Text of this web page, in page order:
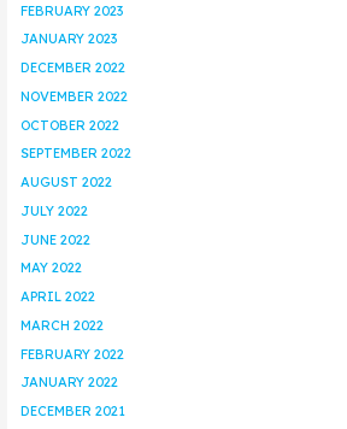
FEBRUARY 2023
JANUARY 2023
DECEMBER 2022
NOVEMBER 2022
OCTOBER 2022
SEPTEMBER 2022
AUGUST 2022
JULY 2022
JUNE 2022
MAY 2022
APRIL 2022
MARCH 2022
FEBRUARY 2022
JANUARY 2022
DECEMBER 2021